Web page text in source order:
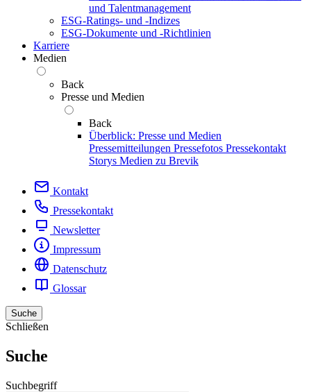
und Talentmanagement
ESG-Ratings- und ‑Indizes
ESG-Dokumente und ‑Richtlinien
Karriere
Medien
Back
Presse und Medien
Back
Überblick: Presse und Medien
Pressemitteilungen Pressefotos Pressekontakt
Storys Medien zu Brevik
Kontakt
Pressekontakt
Newsletter
Impressum
Datenschutz
Glossar
Suche
Schließen
Suche
Suchbegriff